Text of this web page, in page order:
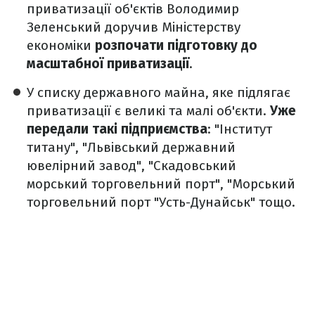
приватизації об'єктів Володимир
Зеленський доручив Міністерству
економіки розпочати підготовку до
масштабної приватизації.
У списку державного майна, яке підлягає
приватизації є великі та малі об'єкти. Уже
передали такі підприємства: "Інститут
титану", "Львівський державний
ювелірний завод", "Скадовський
морський торговельний порт", "Морський
торговельний порт "Усть-Дунайськ" тощо.